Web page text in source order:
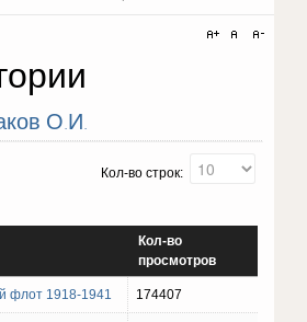
О.И.
Кол-во строк:
Кол-во
просмотров
флот 1918-1941 174407